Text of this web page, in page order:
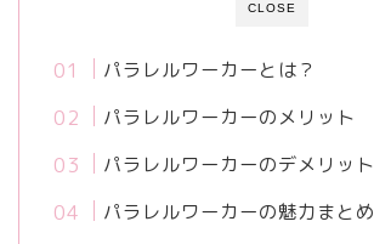
CLOSE
パラレルワーカーとは？
パラレルワーカーのメリット
パラレルワーカーのデメリット
パラレルワーカーの魅力まとめ